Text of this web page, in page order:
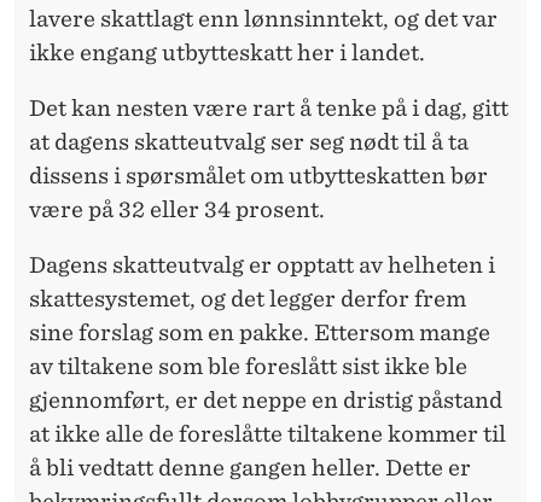
lavere skattlagt enn lønnsinntekt, og det var
ikke engang utbytteskatt her i landet.
Det kan nesten være rart å tenke på i dag, gitt
at dagens skatteutvalg ser seg nødt til å ta
dissens i spørsmålet om utbytteskatten bør
være på 32 eller 34 prosent.
Dagens skatteutvalg er opptatt av helheten i
skattesystemet, og det legger derfor frem
sine forslag som en pakke. Ettersom mange
av tiltakene som ble foreslått sist ikke ble
gjennomført, er det neppe en dristig påstand
at ikke alle de foreslåtte tiltakene kommer til
å bli vedtatt denne gangen heller. Dette er